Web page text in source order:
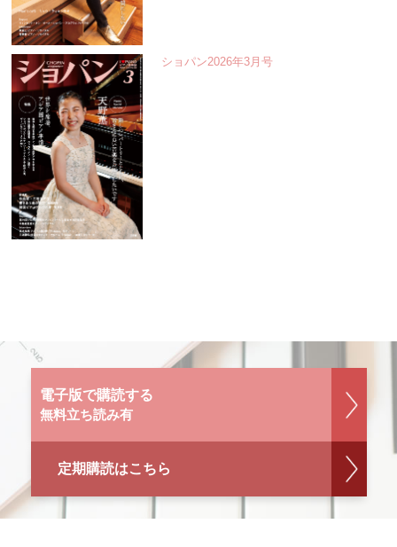
ショパン2026年3月号
電子版で購読する
無料立ち読み有
定期購読はこちら